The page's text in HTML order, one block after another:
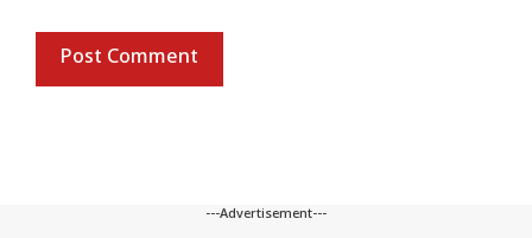
---Advertisement---